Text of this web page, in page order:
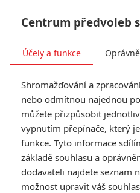
Box Office:
porazil v
Widow
Centrum předvoleb
Účely a funkce
Shromažďování a
nebo odmítnou najednou
můžete přizpůsobit
vypnutím přepínače, který
funkce. Tyto informace
základě souhlasu a
dodavateli najdete seznam
možnost upravit váš